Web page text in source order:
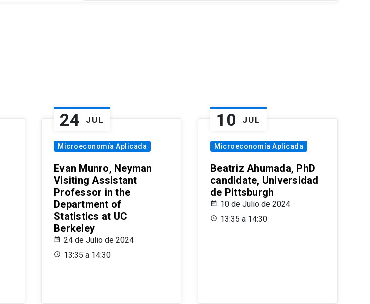
24 JUL
Microeconomía Aplicada
Evan Munro, Neyman
Visiting Assistant
Professor in the
Department of
Statistics at UC
Berkeley
24 de Julio de 2024
13:35 a 14:30
10 JUL
Microeconomía Aplicada
Beatriz Ahumada, PhD
candidate, Universidad
de Pittsburgh
10 de Julio de 2024
13:35 a 14:30